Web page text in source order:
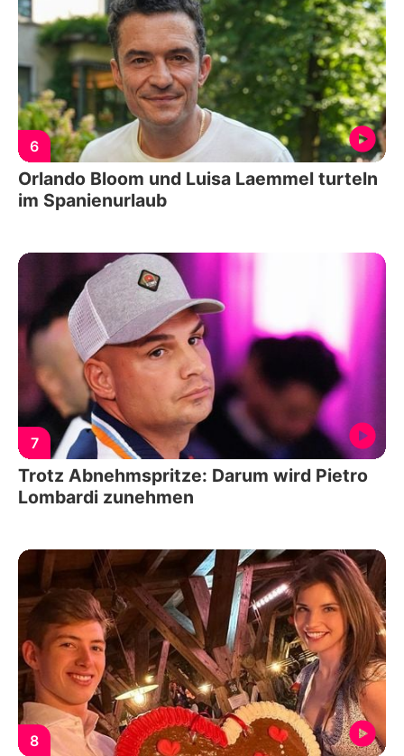
6
Orlando Bloom und Luisa Laemmel turteln
im Spanienurlaub
7
Trotz Abnehmspritze: Darum wird Pietro
Lombardi zunehmen
8